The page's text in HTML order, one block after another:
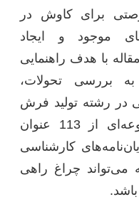
برای کاوش در
موجود و ایجاد
با هدف راهنمایی
بررسی تحولات،
رشته تولید فرش
می‌پردازد و در نهایت، مجموعه‌ای از 113 عنوان
کارشناسی
می‌تواند چراغ راهی